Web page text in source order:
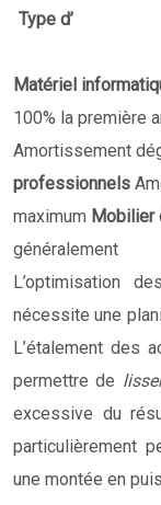
Type d’
Matériel
100% la première
Amortissement
professionnels
maximum Mobilier
généralement
L’optimisation
nécessite une
L’étalement des
permettre de
excessive du
particulièrement
une montée en